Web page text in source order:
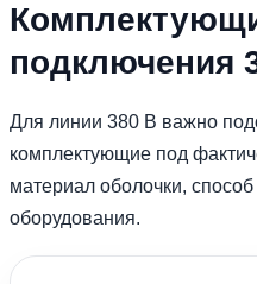
подключения
Для линии 380 В важно
комплектующие под
материал оболочки,
оборудования.